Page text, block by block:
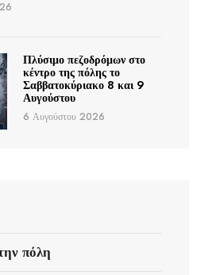
Πλύσιμο πεζοδρόμων στο
κέντρο της πόλης το
Σαββατοκύριακο 8 και 9
Αυγούστου
6 Αυγούστου 2026
πόλη